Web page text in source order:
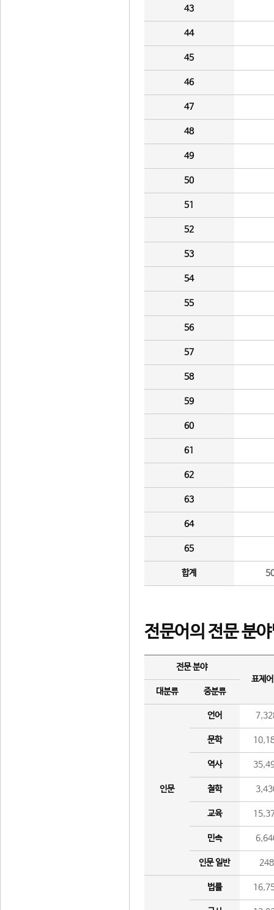
43
44
45
46
47
48
49
50
51
52
53
54
55
56
57
58
59
60
61
62
63
64
65
합계
전문어의 전문 분
전문 분야
표제
대분류
중분류
인문
언어
문학
역사
철학
교육
민속
인문 일반 248
법률